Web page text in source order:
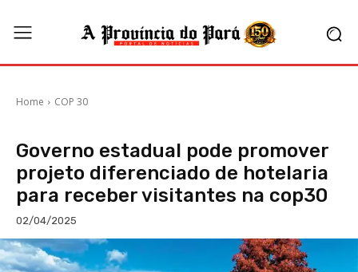
Home COP 30
Governo estadual pode promover
projeto diferenciado de hotelaria
para receber visitantes na cop30
02/04/2025